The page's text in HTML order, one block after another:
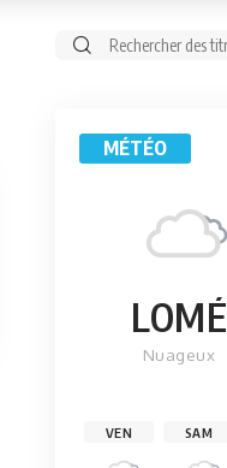
Rechercher:
MÉTÉO
LOMÉ
Nuageux
VEN SAM